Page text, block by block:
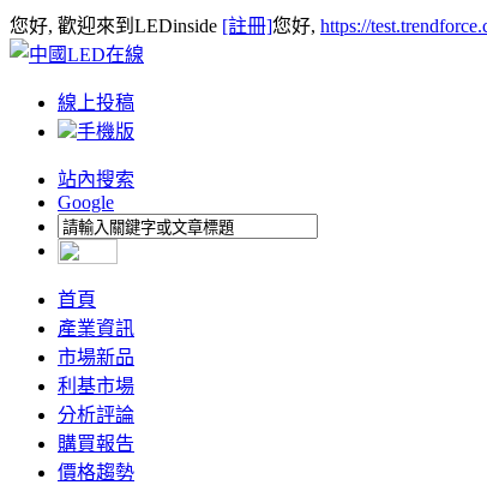
您好, 歡迎來到LEDinside [註冊]您好, https://
線上投稿
手機版
站內搜索
Google
首頁
產業資訊
市場新品
利基市場
分析評論
購買報告
價格趨勢